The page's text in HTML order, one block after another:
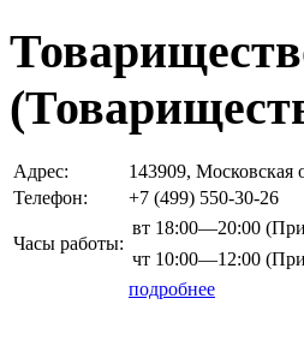
Адрес:
143909,
Телефон:
+7 (499) 550-30-26
Часы работы:
вт 18:00—20:00
чт 10:00—12:00
подробнее